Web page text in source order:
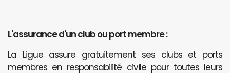
L'assurance d'un club ou port membre :
La Ligue assure gratuitement ses clubs et ports
membres en responsabilité civile pour toutes leurs